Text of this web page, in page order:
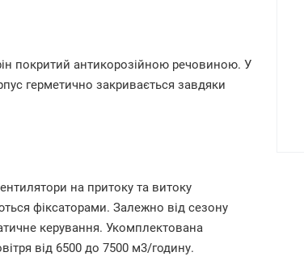
покритий антикорозійною речовиною. У
герметично закривається завдяки
на притоку та витоку
фіксаторами. Залежно від сезону
керування. Укомплектована
від 6500 до 7500 м3/годину.